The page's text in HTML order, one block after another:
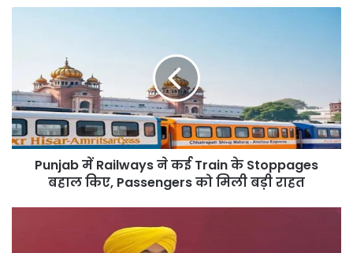
Train
के
Stoppages
बहाल
Passengers
Punjab में Railways ने कई Train के Stoppages
बहाल किए, Passengers को मिली बड़ी राहत